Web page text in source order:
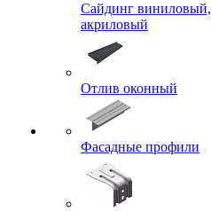
Сайдинг виниловый,
акриловый
Отлив оконный
Фасадные профили